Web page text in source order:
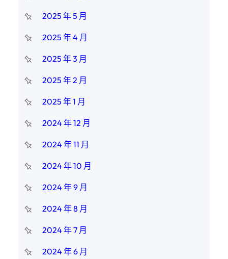
2025 年 5 月
2025 年 4 月
2025 年 3 月
2025 年 2 月
2025 年 1 月
2024 年 12 月
2024 年 11 月
2024 年 10 月
2024 年 9 月
2024 年 8 月
2024 年 7 月
2024 年 6 月